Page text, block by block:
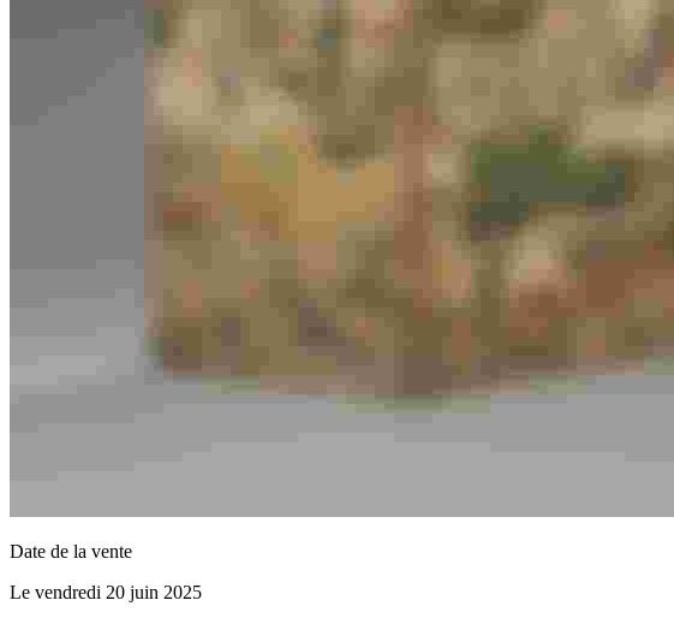
Date de la vente
Le vendredi 20 juin 2025